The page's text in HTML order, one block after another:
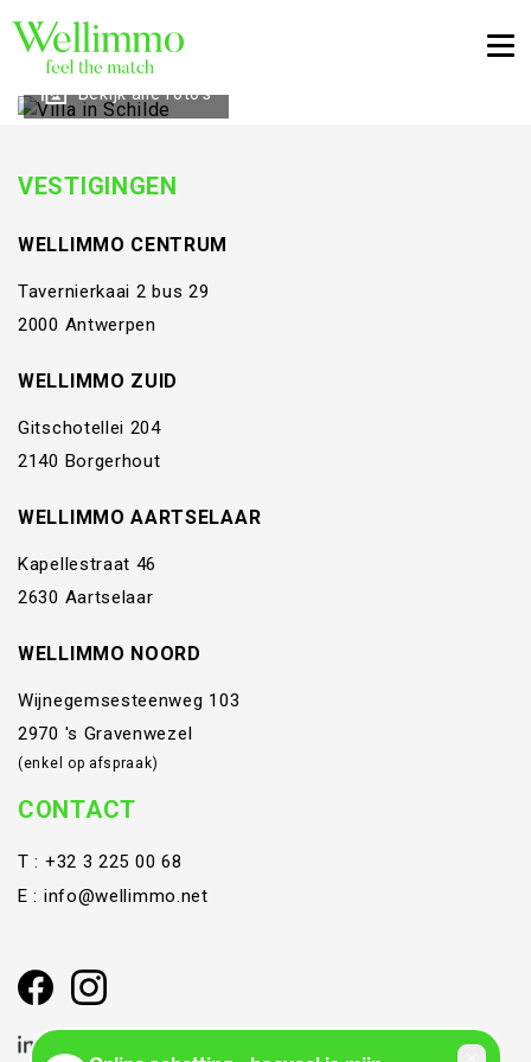
Bekijk alle foto's
VESTIGINGEN
WELLIMMO CENTRUM
Tavernierkaai 2 bus 29
2000 Antwerpen
WELLIMMO ZUID
Gitschotellei 204
2140 Borgerhout
WELLIMMO AARTSELAAR
Kapellestraat 46
2630 Aartselaar
WELLIMMO NOORD
Wijnegemsesteenweg 103
2970 's Gravenwezel
(enkel op afspraak)
CONTACT
T : +32 3 225 00 68
E : info@wellimmo.net